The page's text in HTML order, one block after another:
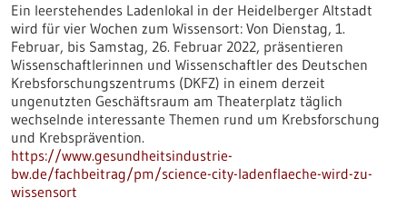
Ein leerstehendes Ladenlokal in der Heidelberger Altstadt
wird für vier Wochen zum Wissensort: Von Dienstag, 1.
Februar, bis Samstag, 26. Februar 2022, präsentieren
Wissenschaftlerinnen und Wissenschaftler des Deutschen
Krebsforschungszentrums (DKFZ) in einem derzeit
ungenutzten Geschäftsraum am Theaterplatz täglich
wechselnde interessante Themen rund um Krebsforschung
und Krebsprävention.
https://www.gesundheitsindustrie-
bw.de/fachbeitrag/pm/science-city-ladenflaeche-wird-zu-
wissensort